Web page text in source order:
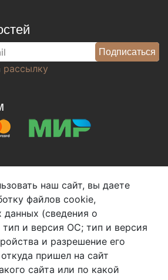
рассылку
08
- оптовые продажи
пер.
наш сайт, вы даете
файлов cookie,
данных (сведения о
и версия ОС; тип и версия
и разрешение его
пришел на сайт
сайта или по какой